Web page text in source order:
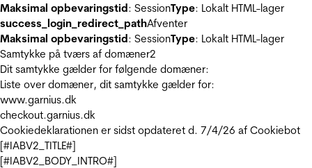
Maksimal opbevaringstid: SessionType: Lokalt HTML-lager
success_login_redirect_pathAfventer
Maksimal opbevaringstid: SessionType: Lokalt HTML-lager
Samtykke på tværs af domæner2
Dit samtykke gælder for følgende domæner:
Liste over domæner, dit samtykke gælder for:
www.garnius.dk
checkout.garnius.dk
Cookiedeklarationen er sidst opdateret d. 7/4/26 af Cookiebot
[#IABV2_TITLE#]
[#IABV2_BODY_INTRO#]